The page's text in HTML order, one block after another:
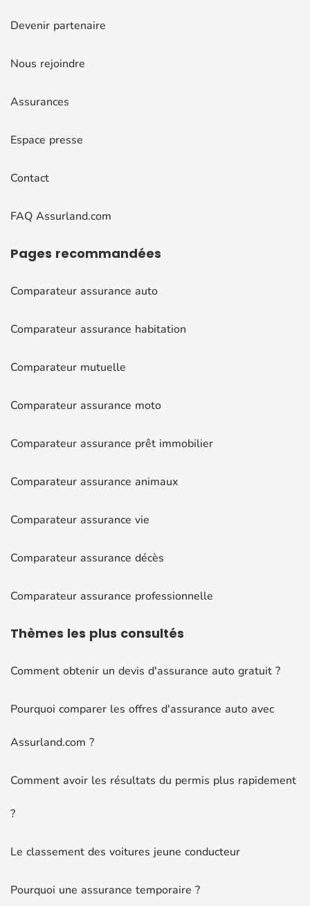
Devenir partenaire
Nous rejoindre
Assurances
Espace presse
Contact
FAQ Assurland.com
Pages recommandées
Comparateur assurance auto
Comparateur assurance habitation
Comparateur mutuelle
Comparateur assurance moto
Comparateur assurance prêt immobilier
Comparateur assurance animaux
Comparateur assurance vie
Comparateur assurance décès
Comparateur assurance professionnelle
Thèmes les plus consultés
Comment obtenir un devis d'assurance auto gratuit ?
Pourquoi comparer les offres d'assurance auto avec
Assurland.com ?
Comment avoir les résultats du permis plus rapidement
?
Le classement des voitures jeune conducteur
Pourquoi une assurance temporaire ?